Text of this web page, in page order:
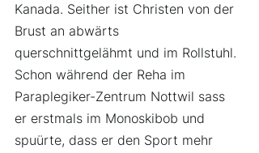
Kanada. Seither ist Christen von der
Brust an abwärts
querschnittgelähmt und im Rollstuhl.
Schon während der Reha im
Paraplegiker-Zentrum Nottwil sass
er erstmals im Monoskibob und
spuürte, dass er den Sport mehr